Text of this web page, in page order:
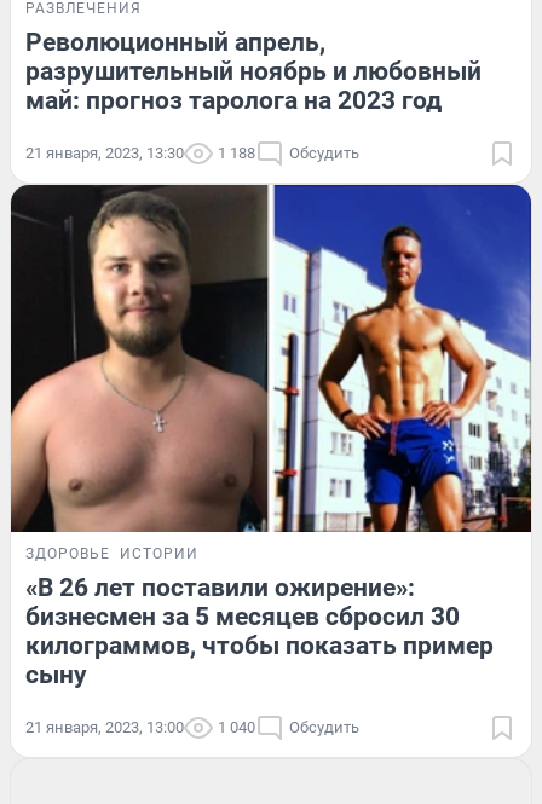
РАЗВЛЕЧЕНИЯ
Революционный апрель,
разрушительный ноябрь и любовный
май: прогноз таролога на 2023 год
21 января, 2023, 13:30 1 188 Обсудить
ЗДОРОВЬЕ ИСТОРИИ
«В 26 лет поставили ожирение»:
бизнесмен за 5 месяцев сбросил 30
килограммов, чтобы показать пример
сыну
21 января, 2023, 13:00 1 040 Обсудить